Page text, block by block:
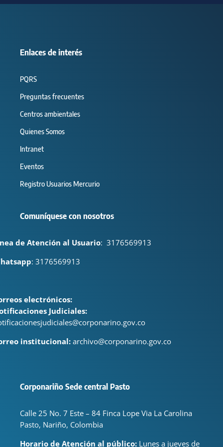
Enlaces de interés
PQRS
Preguntas frecuentes
Centros ambientales
Quienes Somos
Intranet
Eventos
Registro Usuarios Mercurio
Comuníquese con nosotros
de Atención al Usuario: 3176569913
: 3176569913
electrónicos:
Judiciales:
institucional: archivo@corponarino.gov.co
Corponariño Sede central Pasto
Calle 25 No. 7 Este – 84 Finca Lope Via La Carolina
Pasto, Nariño, Colombia
Horario de Atención al público: Lunes a jueves de